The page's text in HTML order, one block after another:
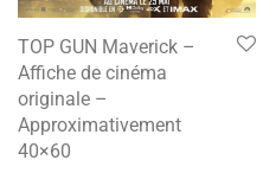
TOP GUN Maverick –
Affiche de cinéma
originale –
Approximativement
40×60